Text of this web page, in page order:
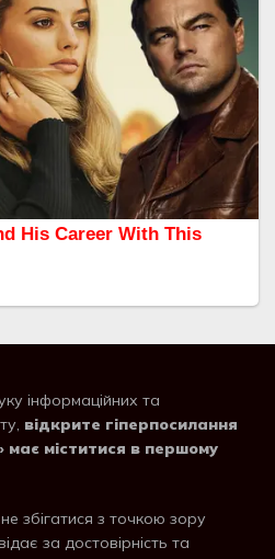
інформаційних та
відкрите гіперпосилання
міститися в першому
збігатися з точкою зору
за достовірність та